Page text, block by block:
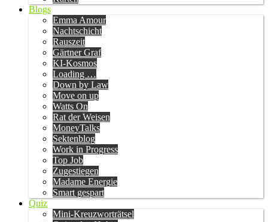
Blogs
Emma Amour
Nachtschicht
Rauszeit
Gärtner Graf
KI-Kosmos
Loading …
Down by Law
Move on up
Watts On
Rat der Weisen
MoneyTalks
Sektenblog
Work in Progress
Top Job
Zugestiegen
Madame Energie
Smart gespart
Quiz
Mini-Kreuzworträtsel